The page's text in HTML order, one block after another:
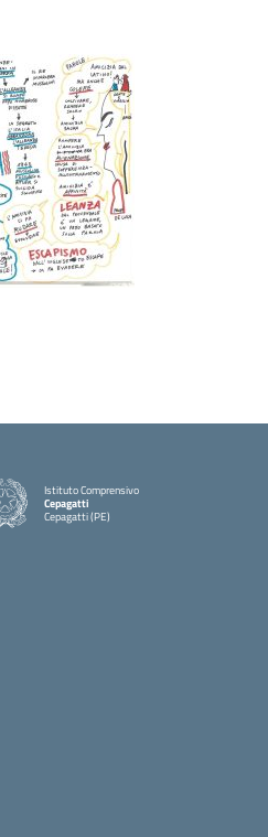
Istituto Comprensivo
Cepagatti
Cepagatti (PE)
— Visita la pagina iniziale della scuola